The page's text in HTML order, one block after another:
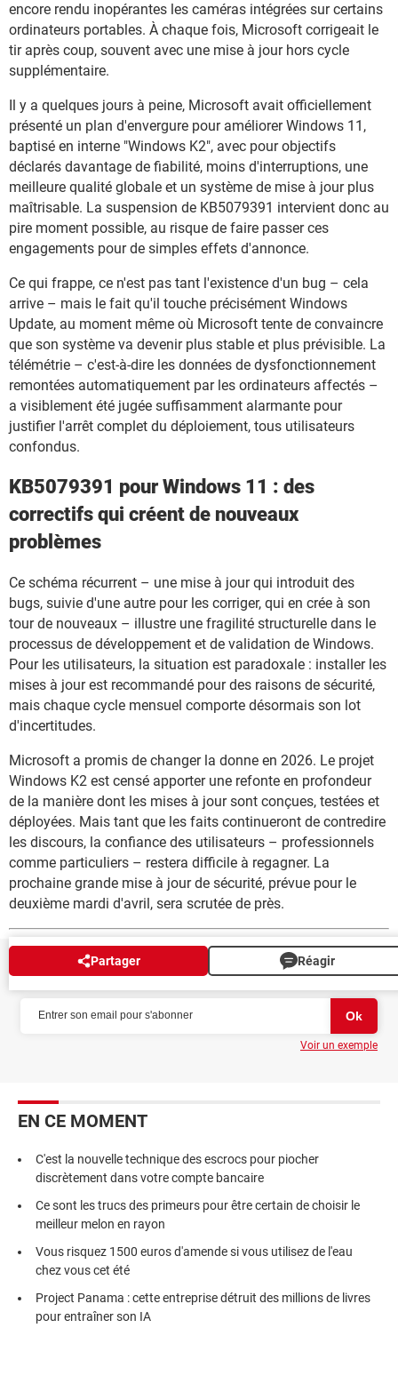
encore rendu inopérantes les caméras intégrées sur certains
ordinateurs portables. À chaque fois, Microsoft corrigeait le
tir après coup, souvent avec une mise à jour hors cycle
supplémentaire.
Il y a quelques jours à peine, Microsoft avait officiellement
présenté un plan d'envergure pour améliorer Windows 11,
baptisé en interne "Windows K2", avec pour objectifs
déclarés davantage de fiabilité, moins d'interruptions, une
meilleure qualité globale et un système de mise à jour plus
maîtrisable. La suspension de KB5079391 intervient donc au
pire moment possible, au risque de faire passer ces
engagements pour de simples effets d'annonce.
Ce qui frappe, ce n'est pas tant l'existence d'un bug – cela
arrive – mais le fait qu'il touche précisément Windows
Update, au moment même où Microsoft tente de convaincre
que son système va devenir plus stable et plus prévisible. La
télémétrie – c'est-à-dire les données de dysfonctionnement
remontées automatiquement par les ordinateurs affectés –
a visiblement été jugée suffisamment alarmante pour
justifier l'arrêt complet du déploiement, tous utilisateurs
confondus.
KB5079391 pour Windows 11 : des
correctifs qui créent de nouveaux
problèmes
Ce schéma récurrent – une mise à jour qui introduit des
bugs, suivie d'une autre pour les corriger, qui en crée à son
tour de nouveaux – illustre une fragilité structurelle dans le
processus de développement et de validation de Windows.
Pour les utilisateurs, la situation est paradoxale : installer les
mises à jour est recommandé pour des raisons de sécurité,
mais chaque cycle mensuel comporte désormais son lot
d'incertitudes.
Microsoft a promis de changer la donne en 2026. Le projet
Windows K2 est censé apporter une refonte en profondeur
de la manière dont les mises à jour sont conçues, testées et
déployées. Mais tant que les faits continueront de contredire
les discours, la confiance des utilisateurs – professionnels
comme particuliers – restera difficile à regagner. La
prochaine grande mise à jour de sécurité, prévue pour le
deuxième mardi d'avril, sera scrutée de près.
Partager Réagir
NEWSLETTER
Voir un exemple
EN CE MOMENT
C'est la nouvelle technique des escrocs pour piocher
discrètement dans votre compte bancaire
Ce sont les trucs des primeurs pour être certain de choisir le
meilleur melon en rayon
Vous risquez 1500 euros d'amende si vous utilisez de l'eau
chez vous cet été
Project Panama : cette entreprise détruit des millions de livres
pour entraîner son IA